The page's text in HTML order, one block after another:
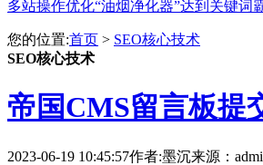
多站操作优化“油烟净化器”达到关键词
您的位置:首页 > SEO核心技术
SEO核心技术
帝国CMS留言板提
2023-06-19 10:45:57作者:墨沉来源：